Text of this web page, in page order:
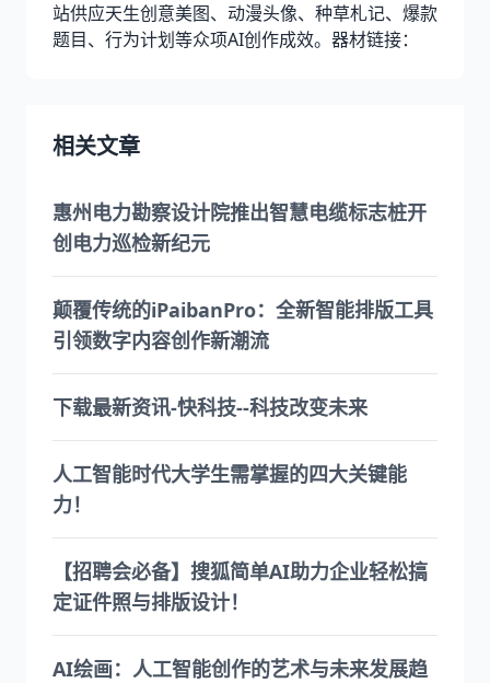
站供应天生创意美图、动漫头像、种草札记、爆款
题目、行为计划等众项AI创作成效。器材链接：
相关文章
惠州电力勘察设计院推出智慧电缆标志桩开
创电力巡检新纪元
颠覆传统的iPaibanPro：全新智能排版工具
引领数字内容创作新潮流
下载最新资讯-快科技--科技改变未来
人工智能时代大学生需掌握的四大关键能
力！
【招聘会必备】搜狐简单AI助力企业轻松搞
定证件照与排版设计！
AI绘画：人工智能创作的艺术与未来发展趋